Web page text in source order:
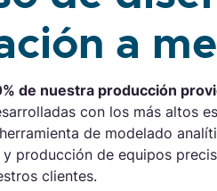
a
de nuestra producción
con los más altos
de modelado
producción de equipos
clientes.